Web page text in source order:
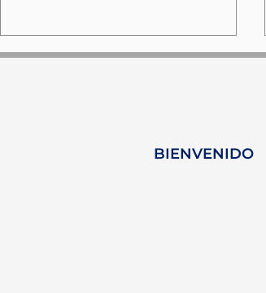
BIENVENIDO